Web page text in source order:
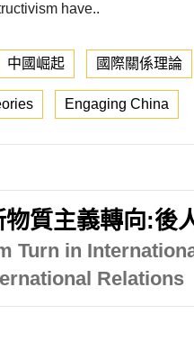
have..
中國崛起 國際關係理論
Engaging China
物質主義轉向:後
Turn in
Relations